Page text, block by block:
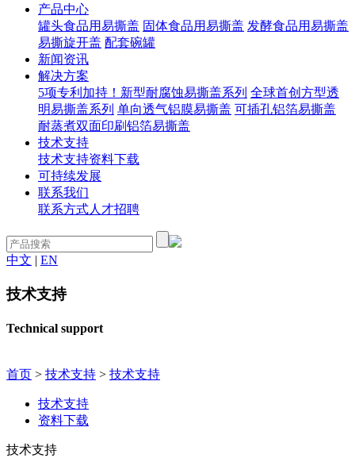
产品中心
罐头食品用易撕盖 固体食品用易撕盖 发酵食品用易撕盖
易撕旋开盖 配套碗罐
新闻资讯
解决方案
5项专利加持！新型耐腐蚀易撕盖系列 全球首创方型透
明易撕盖系列 单向透气铝膜易撕盖 可插孔铝箔易撕盖
耐蒸煮双面印刷铝箔易撕盖
技术支持
技术支持资料下载
可持续发展
联系我们
联系方式人才招聘
中文 | EN
技术支持
Technical support
首页 > 技术支持 > 技术支持
技术支持
资料下载
技术支持